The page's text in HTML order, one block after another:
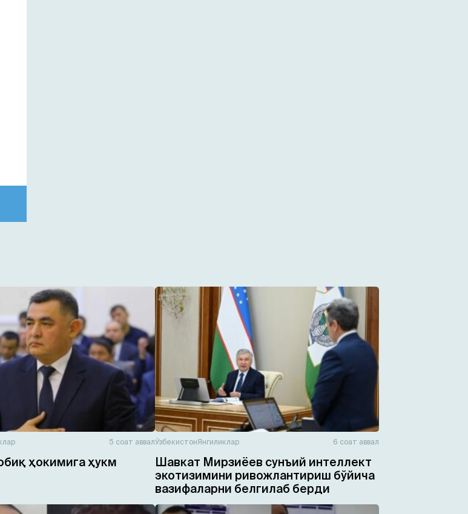
5 соат аввал
ҳокимига ҳукм
ЎзбекистонЯнгиликлар 6 соат аввал
Шавкат Мирзиёев сунъий интеллект
экотизимини ривожлантириш бўйича
вазифаларни белгилаб берди